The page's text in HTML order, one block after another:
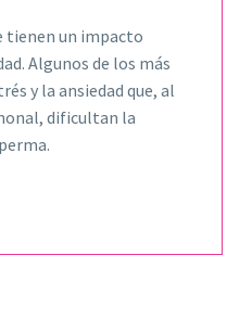
tienen un impacto
Algunos de los más
y la ansiedad que, al
dificultan la